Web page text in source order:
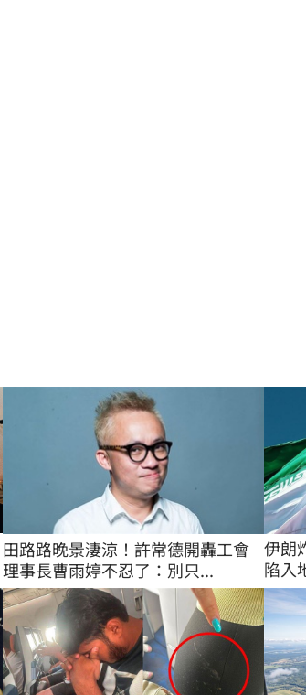
田路路晚景淒涼！許常德開轟工會
理事長曹雨婷不忍了：別只...
伊朗
陷入